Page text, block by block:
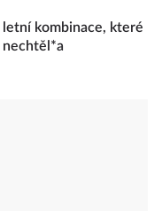
letní kombinace, které
nechtěl*a